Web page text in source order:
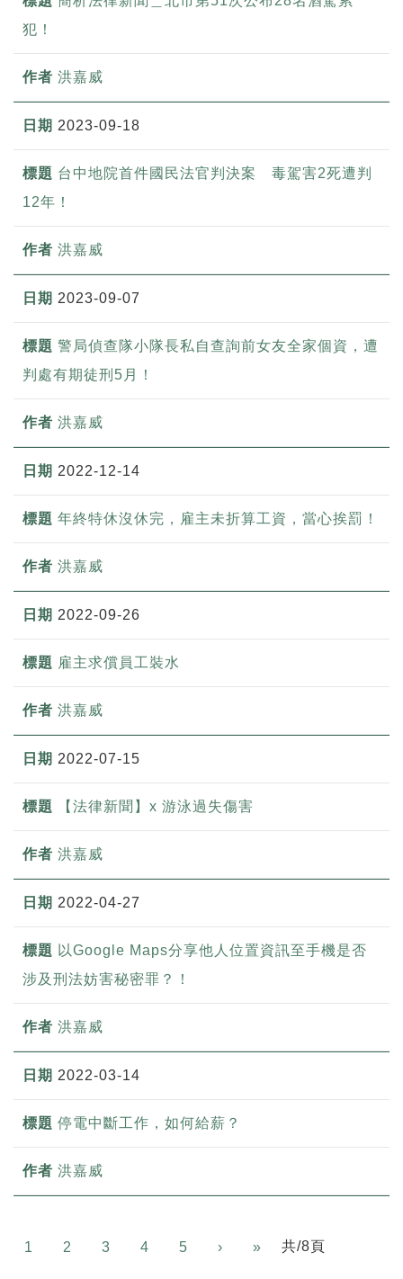
犯！
洪嘉威
2023-09-18
台中地院首件國民法官判決案 毒駕害2死遭判
12年！
洪嘉威
2023-09-07
警局偵查隊小隊長私自查詢前女友全家個資，遭
判處有期徒刑5月！
洪嘉威
2022-12-14
年終特休沒休完，雇主未折算工資，當心挨罰！
洪嘉威
2022-09-26
雇主求償員工裝水
洪嘉威
2022-07-15
【法律新聞】x 游泳過失傷害
洪嘉威
2022-04-27
以Google Maps分享他人位置資訊至手機是否
涉及刑法妨害秘密罪？！
洪嘉威
2022-03-14
停電中斷工作，如何給薪？
洪嘉威
1 2 3 4 5 › » Next共/8頁